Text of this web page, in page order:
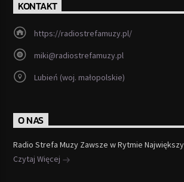
KONTAKT
https://radiostrefamuzy.pl/
miki@radiostrefamuzy.pl
Lubień (woj. małopolskie)
O NAS
Radio Strefa Muzy Zawsze w Rytmie
Czytaj Więcej